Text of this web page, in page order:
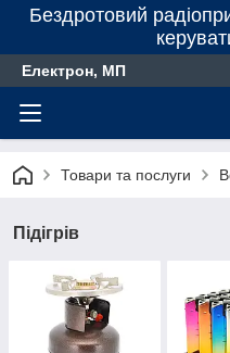
Бездротовий
Електрон, МП
Товари та послуги
Підігрів